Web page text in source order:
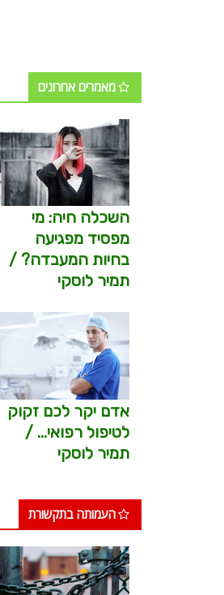
מאמרים אחרונים
השכלה חיה: מי
מפסיד מפגיעה
בחיות המעבדה? /
תמיר לוסקי
אדם יקר לכם זקוק
לטיפול רפואי… /
תמיר לוסקי
העמותה בתקשורת